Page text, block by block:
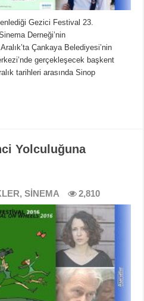
Gezici Festival 23.
Derneği’nin
Çankaya Belediyesi’nin
gerçekleşecek başkent
tarihleri arasında Sinop
Yolculuğuna
,SİNEMA 2,810